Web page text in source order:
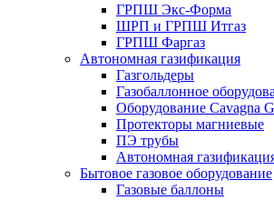
ГРПШ Экс-Форма
ШРП и ГРПШ Итгаз
ГРПШ Фаргаз
Автономная газификация
Газгольдеры
Газобаллонное
Оборудование Cavagna
Протекторы магниевые
ПЭ трубы
Автономная
Бытовое газовое оборудование
Газовые баллоны